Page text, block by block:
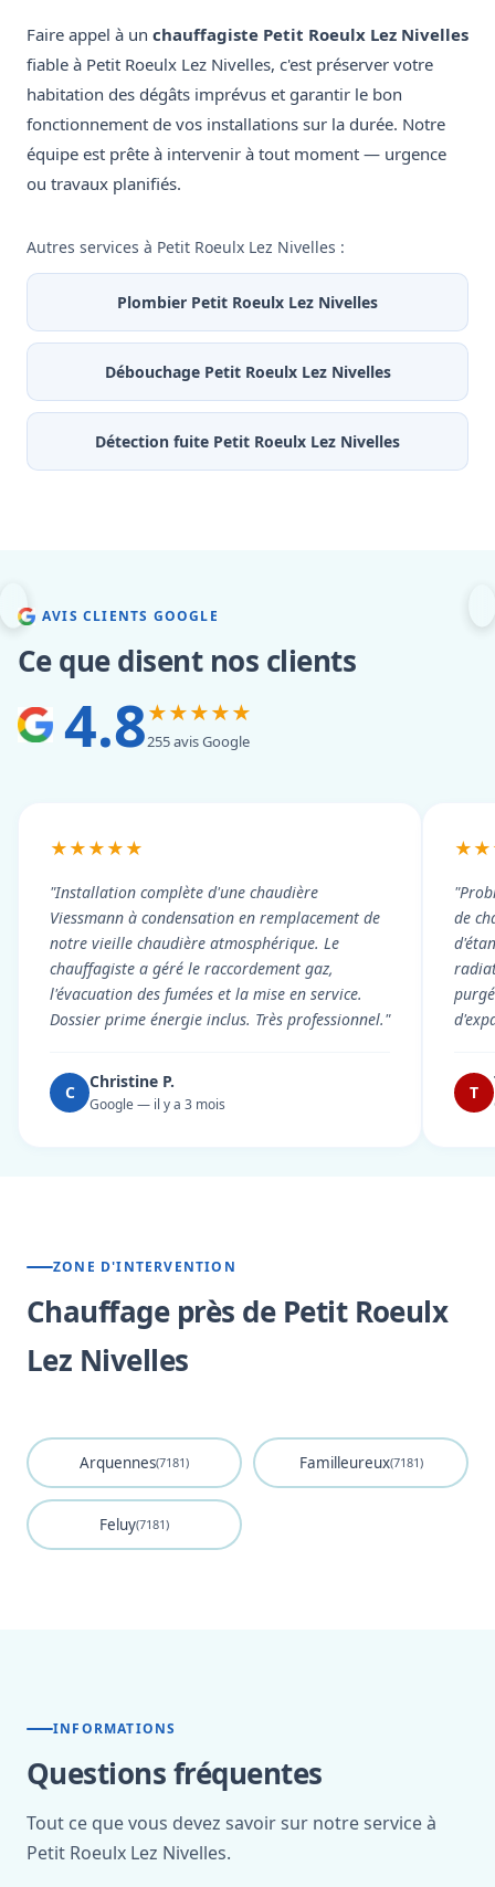
Faire appel à un chauffagiste Petit Roeulx Lez Nivelles
fiable à Petit Roeulx Lez Nivelles, c'est préserver votre
habitation des dégâts imprévus et garantir le bon
fonctionnement de vos installations sur la durée. Notre
équipe est prête à intervenir à tout moment — urgence
ou travaux planifiés.
Autres services à Petit Roeulx Lez Nivelles :
Plombier Petit Roeulx Lez Nivelles
Débouchage Petit Roeulx Lez Nivelles
Détection fuite Petit Roeulx Lez Nivelles
AVIS CLIENTS GOOGLE
Ce que disent nos clients
4.8★★★★★
255 avis Google
★★★★★
"Installation complète d'une chaudière
Viessmann à condensation en remplacement de
notre vieille chaudière atmosphérique. Le
chauffagiste a géré le raccordement gaz,
l'évacuation des fumées et la mise en service.
Dossier prime énergie inclus. Très professionnel."
C
Christine P.
Google — il y a 3 mois
de
T
ZONE D'INTERVENTION
Chauffage près de Petit Roeulx
Lez Nivelles
Arquennes(7181) Familleureux(7181)
Feluy(7181)
INFORMATIONS
Questions fréquentes
Tout ce que vous devez savoir sur notre service à
Petit Roeulx Lez Nivelles.